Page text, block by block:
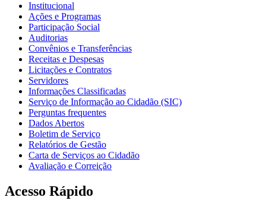
Institucional
Ações e Programas
Participação Social
Auditorias
Convênios e Transferências
Receitas e Despesas
Licitações e Contratos
Servidores
Informações Classificadas
Serviço de Informação ao Cidadão (SIC)
Perguntas frequentes
Dados Abertos
Boletim de Serviço
Relatórios de Gestão
Carta de Serviços ao Cidadão
Avaliação e Correição
Acesso Rápido